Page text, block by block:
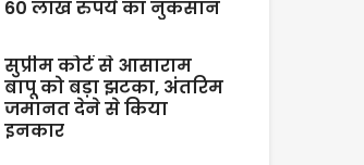
60 लाख रुपये का नुकसान
सुप्रीम कोर्ट से आसाराम
बापू को बड़ा झटका, अंतरिम
जमानत देने से किया
इनकार